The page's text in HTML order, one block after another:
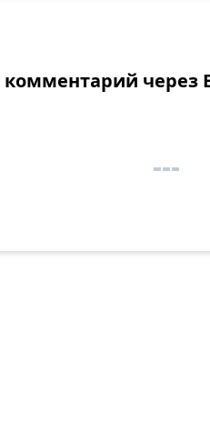
комментарий через